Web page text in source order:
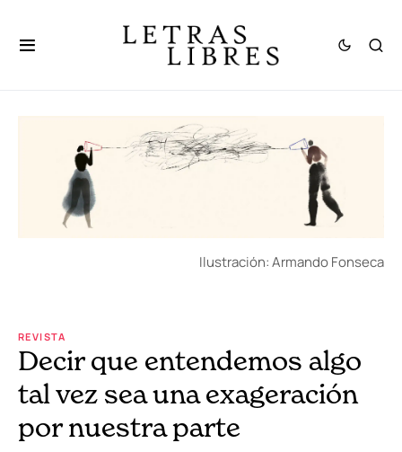
Ilustración: Armando Fonseca
REVISTA
Decir que entendemos algo
tal vez sea una exageración
por nuestra parte